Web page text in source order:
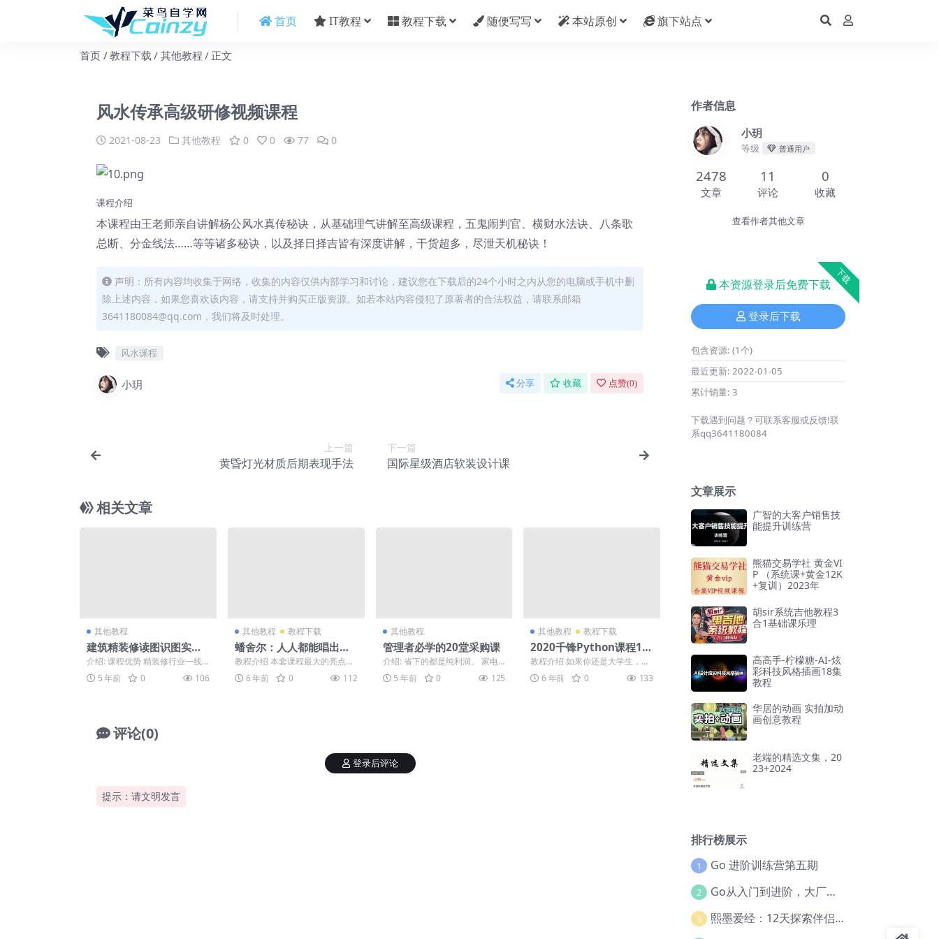
首页 IT教程 教程下载 随便写写 本站原创 旗下站点
首页 教程下载 其他教程 正文
风水传承高级研修视频课程
2021-08-23 其他教程 0 0 77 0
课程介绍
本课程由王老师亲自讲解杨公风水真传秘诀，从基础理气讲解至高级课程，五鬼闹判官、横财水法诀、八条歌
总断、分金线法……等等诸多秘诀，以及择日择吉皆有深度讲解，干货超多，尽泄天机秘诀！
声明：所有内容均收集于网络，收集的内容仅供内部学习和讨论，建议您在下载后的24个小时之内从您的电脑或手机中删
除上述内容，如果您喜欢该内容，请支持并购买正版资源。如若本站内容侵犯了原著者的合法权益，请联系邮箱
3641180084@qq.com，我们将及时处理。
风水课程
小玥 分享 收藏 点赞(0)
上一篇
黄昏灯光材质后期表现手法
下一篇
国际星级酒店软装设计课
相关文章
其他教程
建筑精装修读图识图实战
讲解
介绍: 课程优势 精装修行业一线
总工亲授精装图纸读图识图 业内
最全面传授精装图纸...
5 年前 0 106
其他教程 教程下载
蟠舍尔：人人都能唱出好
歌声
教程介绍 本套课程最大的亮点就
是简单易懂，实操性强，方便练
习，结合理论+方法，并...
6 年前 0 112
其他教程
管理者必学的20堂采购课
介绍: 省下的都是纯利润。 家电
业：采购成本每降低1%，利润率
平均提升20%。 ...
5 年前 0 125
其他教程 教程下载
2020千锋Python课程19
天
教程介绍 如果你还是大学生，学
习Python将使你在求职中从众多
同学里面脱颖而出...
6 年前 0 133
评论(0)
提示：请文明发言
登录后评论
作者信息
小玥
等级 普通用户
2478
文章
11
评论
0
收藏
查看作者其他文章
下载
本资源登录后免费下载
登录后下载
包含资源: (1个)
最近更新: 2022-01-05
累计销量: 3
下载遇到问题？可联系客服或反馈!联
系qq3641180084
文章展示
广智的大客户销售技
能提升训练营
熊猫交易学社 黄金VI
P （系统课+黄金12K
+复训）2023年
胡sir系统吉他教程3
合1基础课乐理
高高手-柠檬糖-AI-炫
彩科技风格插画18集
教程
华居的动画 实拍加动
画创意教程
老端的精选文集，20
23+2024
排行榜展示
1 Go 进阶训练营第五期
2 Go从入门到进阶，大厂案例全流程实践(完结)
3 熙墨爱经：12天探索伴侣亲密度